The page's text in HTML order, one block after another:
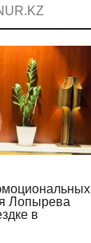
Лопырева
в